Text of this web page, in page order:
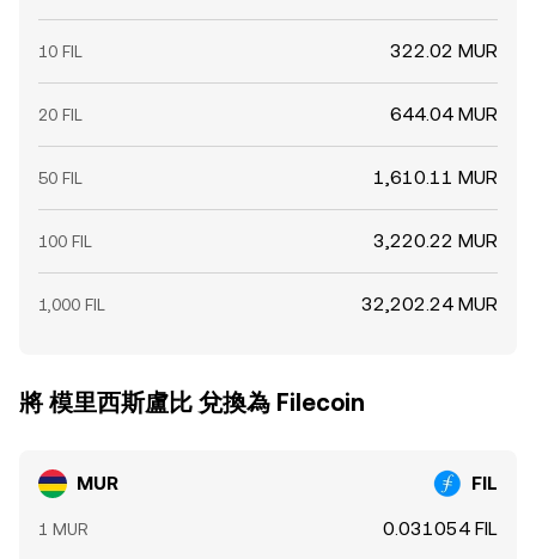
10 FIL 322.02 MUR
20 FIL 644.04 MUR
50 FIL 1,610.11 MUR
100 FIL 3,220.22 MUR
1,000 FIL 32,202.24 MUR
將 模里西斯盧比 兌換為 Filecoin
MUR FIL
1 MUR 0.031054 FIL